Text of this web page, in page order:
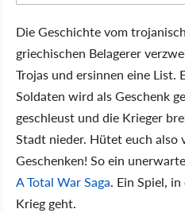
Die Geschichte vom
griechischen Belagerer
Trojas und ersinnen eine List.
Soldaten wird als Geschenk
geschleust und die Krieger
Stadt nieder. Hütet euch also
Geschenken! So ein
A Total War Saga. Ein Spiel,
Krieg geht.